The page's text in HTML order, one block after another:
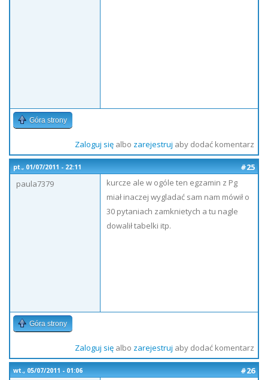
Góra strony
Zaloguj sięalbo zarejestruj aby dodać komentarz
pt., 01/07/2011 - 22:11
#25
paula7379
kurcze ale w ogóle ten egzamin z Pg
miał inaczej wygladać sam nam mówił o
30 pytaniach zamknietych a tu nagle
dowalił tabelki itp.
Góra strony
Zaloguj sięalbo zarejestruj aby dodać komentarz
wt., 05/07/2011 - 01:06
#26